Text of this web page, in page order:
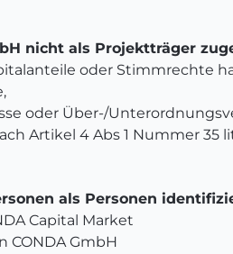
nicht als Projektträger
oder Stimmrechte
oder Über-/
Artikel 4 Abs 1 Nummer 35
als Personen
Capital Market
CONDA GmbH